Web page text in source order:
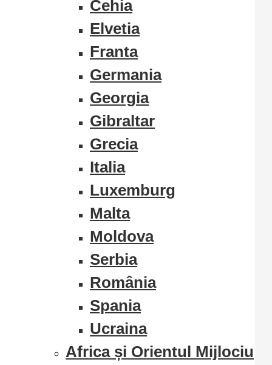
Cehia
Elvetia
Franta
Germania
Georgia
Gibraltar
Grecia
Italia
Luxemburg
Malta
Moldova
Serbia
România
Spania
Ucraina
Africa și Orientul Mijlociu